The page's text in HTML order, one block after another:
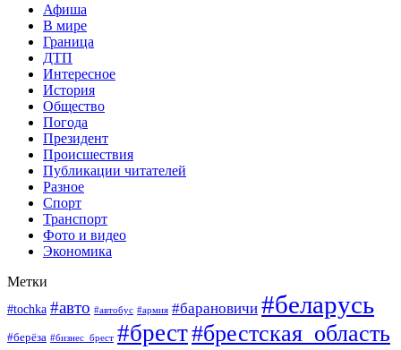
Афиша
В мире
Граница
ДТП
Интересное
История
Общество
Погода
Президент
Происшествия
Публикации читателей
Разное
Спорт
Транспорт
Фото и видео
Экономика
Метки
#tochka #авто #автобус #армия #барановичи #беларусь
#берёза #бизнес_брест #брест#брестская_область